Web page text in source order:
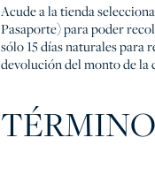
Acude a la tienda
Pasaporte) para poder
sólo 15 días naturales para
devolución del monto de la